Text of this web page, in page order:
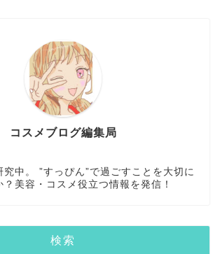
コスメブログ編集局
究中。 ”すっぴん”で過ごすことを大切に
？美容・コスメ役立つ情報を発信！
検索